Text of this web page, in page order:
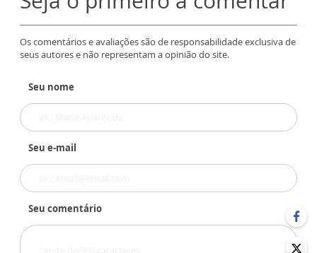
Os comentários e avaliações são de responsabilidade exclusiva de
seus autores e não representam a opinião do site.
Seu nome
Seu e-mail
Seu comentário